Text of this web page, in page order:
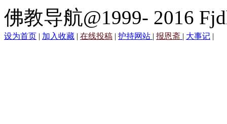
佛教导航@1999- 2016
设为首页 | 加入收藏 | 在线投稿 | 护持网站 | 报恩斋 | 大事记 |